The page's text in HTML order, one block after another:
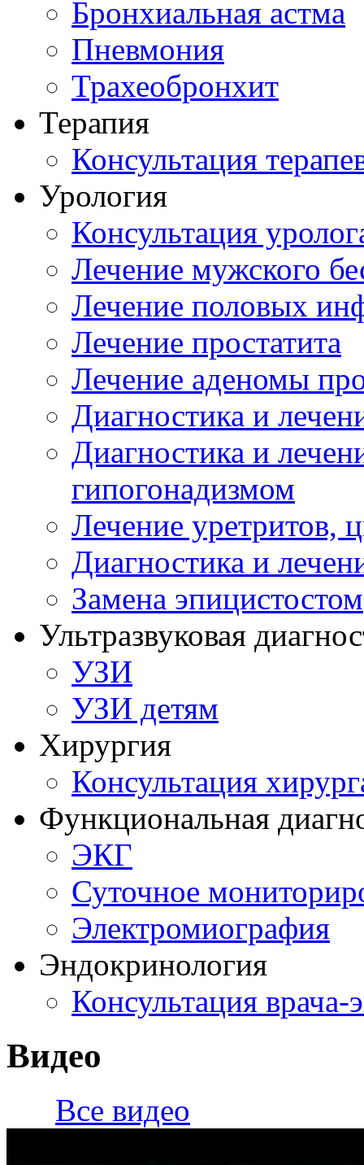
Бронхиальная астма
Пневмония
Трахеобронхит
Терапия
Консультация
Урология
Консультация
Лечение мужского
Лечение половых
Лечение простатита
Лечение аденомы
Диагностика и
Диагностика и
гипогонадизмом
Лечение уретритов,
Диагностика и
Замена эпицистостом
Ультразвуковая
УЗИ
УЗИ детям
Хирургия
Консультация
Функциональная
ЭКГ
Суточное
Электромиография
Эндокринология
Консультация врача-
Видео
Все видео